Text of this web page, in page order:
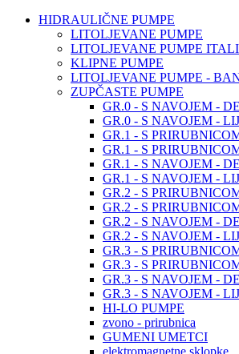
HIDRAULIČNE PUMPE
LITOLJEVANE PUMPE
LITOLJEVANE PUMPE
KLIPNE PUMPE
LITOLJEVANE PUMPE -
ZUPČASTE PUMPE
GR.0 - S NAVOJEM -
GR.0 - S NAVOJEM -
GR.1 - S
GR.1 - S
GR.1 - S NAVOJEM -
GR.1 - S NAVOJEM -
GR.2 - S
GR.2 - S
GR.2 - S NAVOJEM -
GR.2 - S NAVOJEM -
GR.3 - S
GR.3 - S
GR.3 - S NAVOJEM -
GR.3 - S NAVOJEM -
HI-LO PUMPE
zvono - prirubnica
GUMENI UMETCI
elektromagnetne sklopke